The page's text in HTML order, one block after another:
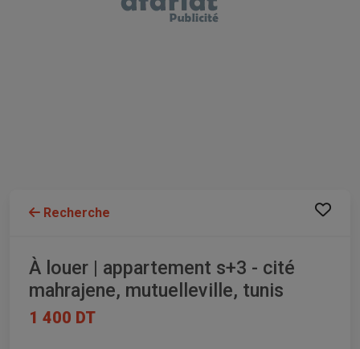
Recherche
À louer | appartement s+3 - cité
mahrajene, mutuelleville, tunis
1 400 DT